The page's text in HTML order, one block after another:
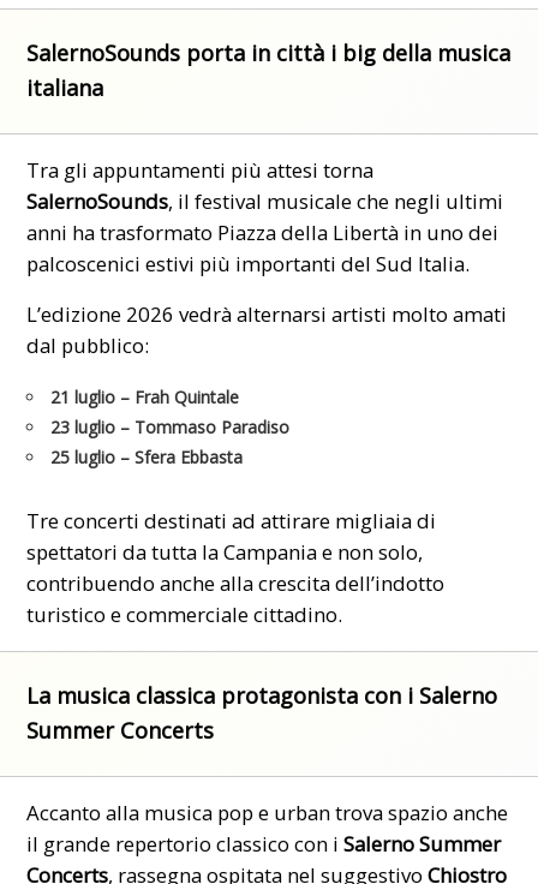
SalernoSounds porta in città i big della musica
italiana
Tra gli appuntamenti più attesi torna
SalernoSounds, il festival musicale che negli ultimi
anni ha trasformato Piazza della Libertà in uno dei
palcoscenici estivi più importanti del Sud Italia.
L’edizione 2026 vedrà alternarsi artisti molto amati
dal pubblico:
21 luglio – Frah Quintale
23 luglio – Tommaso Paradiso
25 luglio – Sfera Ebbasta
Tre concerti destinati ad attirare migliaia di
spettatori da tutta la Campania e non solo,
contribuendo anche alla crescita dell’indotto
turistico e commerciale cittadino.
La musica classica protagonista con i Salerno
Summer Concerts
Accanto alla musica pop e urban trova spazio anche
il grande repertorio classico con iSalerno Summer
Concerts, rassegna ospitata nel suggestivoChiostro